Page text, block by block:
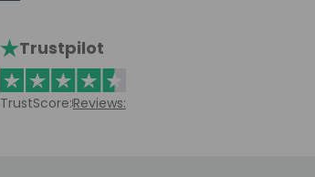
Trustpilot
TrustScore:Reviews: